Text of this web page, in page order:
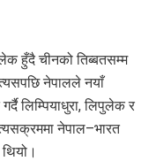
हुँदै चीनको तिब्बतसम्म
नेपालले नयाँ
लिम्पियाधुरा, लिपुलेक र
नेपाल–भारत